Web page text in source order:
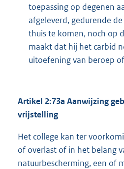
toepassing op degenen
afgeleverd, gedurende
thuis te komen, noch op
maakt dat hij het carbid
uitoefening van beroep
Artikel 2:73a Aanwijzing
vrijstelling
Het college kan ter
of overlast of in het belang
natuurbescherming, een of